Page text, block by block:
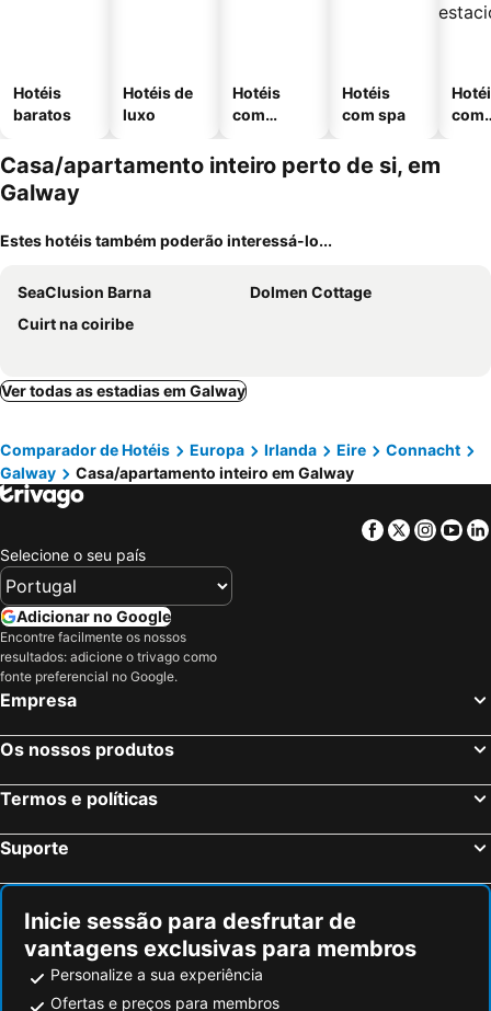
Hotéis
baratos
Hotéis de
luxo
Hotéis
com
Hotéis
com spa
com
Casa/apartamento inteiro perto de si, em
Galway
Estes hotéis também poderão interessá-lo...
SeaClusion Barna
Dolmen Cottage
Cuirt na coiribe
Ver todas as estadias em Galway
Comparador de Hotéis Europa Irlanda Eire
Connacht
Galway
Casa/apartamento inteiro em Galway
Facebook
Twitter
Selecione o seu país
Adicionar no Google
Encontre facilmente os nossos
resultados: adicione o trivago como
fonte preferencial no Google.
Empresa
Os nossos produtos
Termos e políticas
Suporte
Inicie sessão para desfrutar de
vantagens exclusivas para membros
Personalize a sua experiência
Ofertas e preços para membros